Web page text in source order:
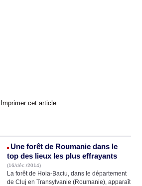
Imprimer cet article
Une forêt de Roumanie dans le
top des lieux les plus effrayants
(16/déc./2014)
La forêt de Hoia-Baciu, dans le département
de Cluj en Transylvanie (Roumanie), apparaît